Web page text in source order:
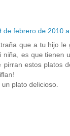
de febrero de 2010
que a tu hijo le
niña, es que tienen
pirran estos platos
plato delicioso.